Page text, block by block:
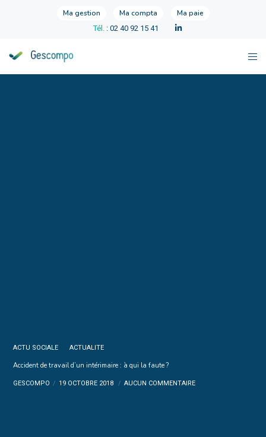
Ma gestion Ma compta Ma paie
Tél. : 02 40 92 15 41
ACTU SOCIALE ACTUALITE
Accident de travail d’un intérimaire : à qui la faute ?
GESCOMPO 19 OCTOBRE 2018 AUCUN COMMENTAIRE